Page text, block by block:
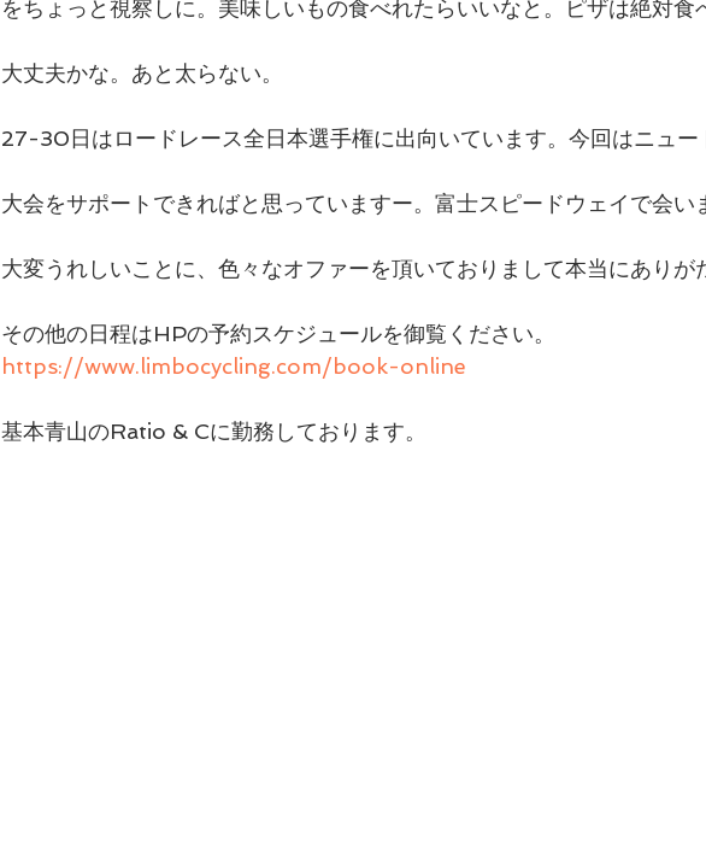
をちょっと視察しに。美味しいもの食べれたらいいなと。ピザは絶対食
大丈夫かな。あと太らない。
27-30日はロードレース全日本選手権に出向いています。今回はニュー
大会をサポートできればと思っていますー。富士スピードウェイで会い
大変うれしいことに、色々なオファーを頂いておりまして本当にありが
その他の日程はHPの予約スケジュールを御覧ください。
https://www.limbocycling.com/book-online
基本青山のRatio & Cに勤務しております。